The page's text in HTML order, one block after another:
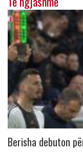
Berisha debuton